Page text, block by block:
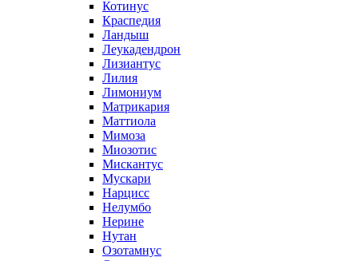
Котинус
Краспедия
Ландыш
Леукадендрон
Лизиантус
Лилия
Лимониум
Матрикария
Маттиола
Мимоза
Миозотис
Мискантус
Мускари
Нарцисс
Нелумбо
Нерине
Нутан
Озотамнус